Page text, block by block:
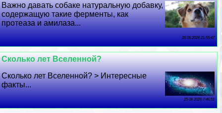
Важно давать собаке натуральную добавку,
содержащую такие ферменты, как
протеаза и амилаза...
26 06 2026 21:55:47
Сколько лет Вселенной?
Сколько лет Вселенной? > Интересные
факты...
25 06 2026 7:46:51